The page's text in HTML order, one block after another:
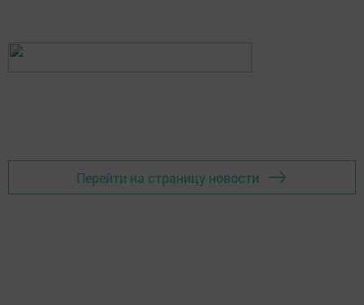
Перейти на страницу новости